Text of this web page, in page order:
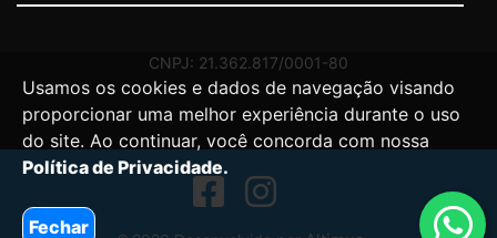
Usamos os cookies e dados de navegação visando
proporcionar uma melhor experiência durante o uso
do site. Ao continuar, você concorda com nossa
Política de Privacidade.
Fechar